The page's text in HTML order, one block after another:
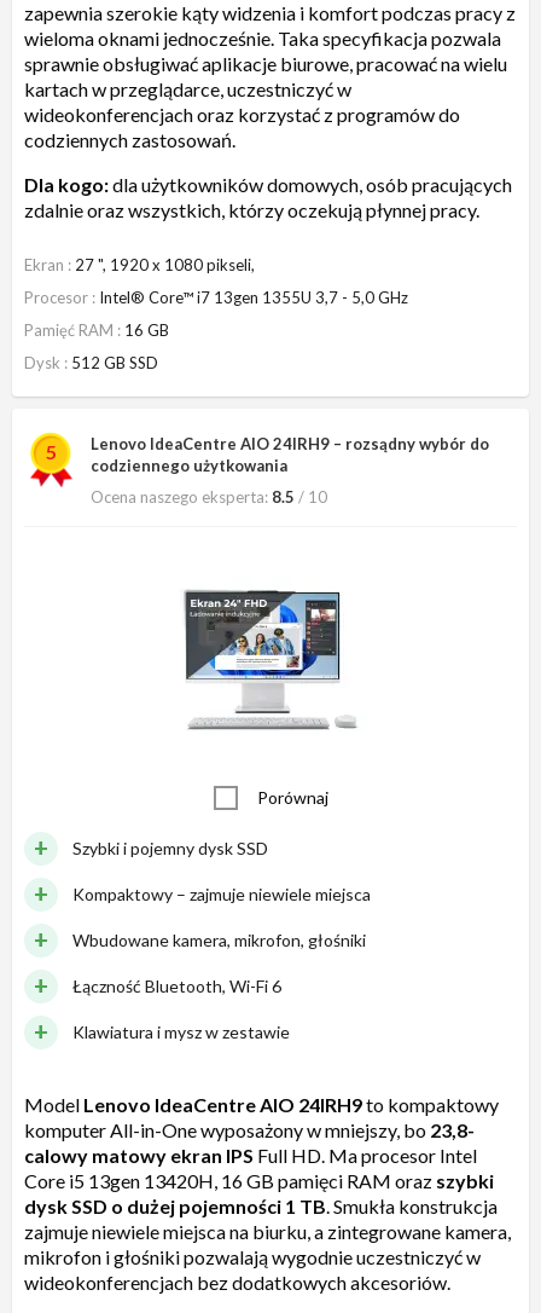
zapewnia szerokie kąty widzenia i komfort podczas pracy z
wieloma oknami jednocześnie. Taka specyfikacja pozwala
sprawnie obsługiwać aplikacje biurowe, pracować na wielu
kartach w przeglądarce, uczestniczyć w
wideokonferencjach oraz korzystać z programów do
codziennych zastosowań.
Dla kogo:dla użytkowników domowych, osób pracujących
zdalnie oraz wszystkich, którzy oczekują płynnej pracy.
Ekran
27 ", 1920 x 1080 pikseli,
Procesor
Intel® Core™ i7 13gen 1355U 3,7 - 5,0 GHz
Pamięć RAM
16 GB
Dysk
512 GB SSD
5
Lenovo IdeaCentre AIO 24IRH9 – rozsądny wybór do
codziennego użytkowania
Ocena naszego eksperta: 8.5 / 10
Porównaj
Szybki i pojemny dysk SSD
Kompaktowy – zajmuje niewiele miejsca
Wbudowane kamera, mikrofon, głośniki
Łączność Bluetooth, Wi-Fi 6
Klawiatura i mysz w zestawie
Model Lenovo IdeaCentre AIO 24IRH9to kompaktowy
komputer All-in-One wyposażony w mniejszy, bo 23,8-
calowy matowy ekran IPS Full HD. Ma procesor Intel
Core i5 13gen 13420H, 16 GB pamięci RAM oraz szybki
dysk SSD o dużej pojemności 1 TB . Smukła konstrukcja
zajmuje niewiele miejsca na biurku, a zintegrowane kamera,
mikrofon i głośniki pozwalają wygodnie uczestniczyć w
wideokonferencjach bez dodatkowych akcesoriów.